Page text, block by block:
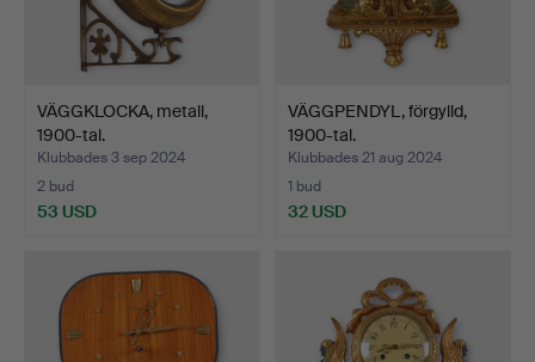
VÄGGKLOCKA, metall,
1900-tal.
Klubbades 3 sep 2024
2 bud
53 USD
VÄGGPENDYL, förgylld,
1900-tal.
Klubbades 21 aug 2024
1 bud
32 USD